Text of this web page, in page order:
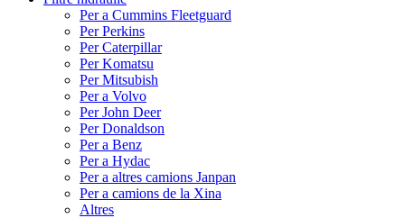
Per a Cummins Fleetguard
Per Perkins
Per Caterpillar
Per Komatsu
Per Mitsubish
Per a Volvo
Per John Deer
Per Donaldson
Per a Benz
Per a Hydac
Per a altres camions Janpan
Per a camions de la Xina
Altres